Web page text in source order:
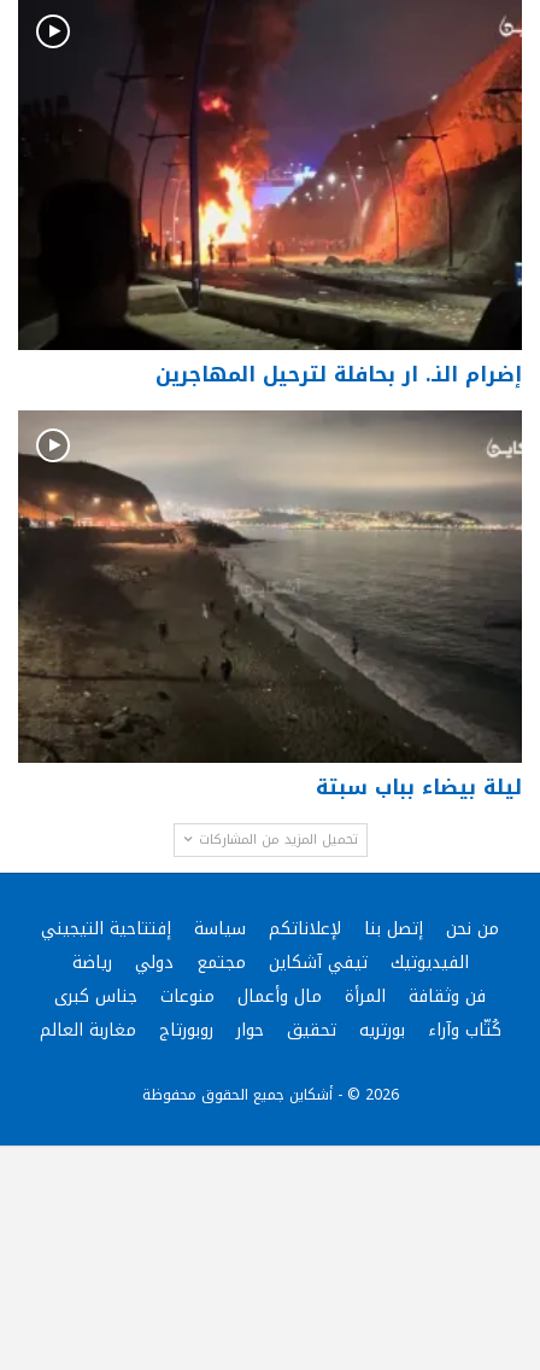
إضرام النـ. ار بحافلة لترحيل المهاجرين
ليلة بيضاء بباب سبتة
تحميل المزيد من المشاركات
من نحن إتصل بنا لإعلاناتكم سياسة
إفتتاحية التيجيني
الفيديوتيك
تيفي آشكاين مجتمع دولي
رياضة
فن وثقافة
المرأة مال وأعمال منوعات
جناس كبرى
كُتّاب وآراء
بورتريه تحقيق حوار روبورتاج مغاربة العالم
2026 © - أشكاين جميع الحقوق محفوظة